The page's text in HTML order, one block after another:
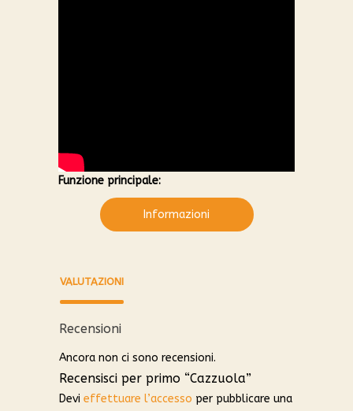
Funzione principale:
Informazioni
VALUTAZIONI
Recensioni
Ancora non ci sono recensioni.
Recensisci per primo “Cazzuola”
Devi effettuare l’accesso per pubblicare una